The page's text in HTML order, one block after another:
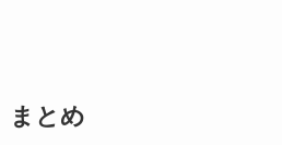
まとめ